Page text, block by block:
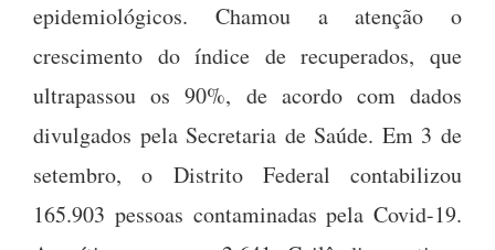
epidemiológicos. Chamou a atenção o
crescimento do índice de recuperados, que
ultrapassou os 90%, de acordo com dados
divulgados pela Secretaria de Saúde. Em 3 de
setembro, o Distrito Federal contabilizou
165.903 pessoas contaminadas pela Covid-19.